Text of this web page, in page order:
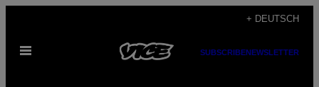
content
+ DEUTSCH
Open
SUBSCRIBENEWSLETTER